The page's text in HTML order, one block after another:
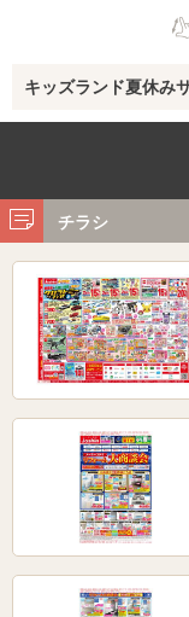
キッズランド夏休み
チラシ